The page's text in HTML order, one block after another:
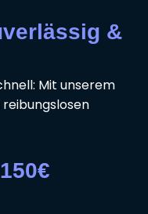
&
Mit unserem